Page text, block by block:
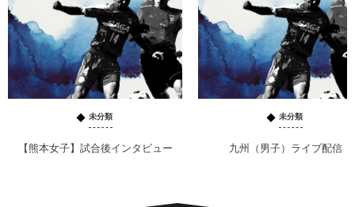
未分類
【熊本女子】試合後インタビュー
未分類
九州（男子）ライブ配信